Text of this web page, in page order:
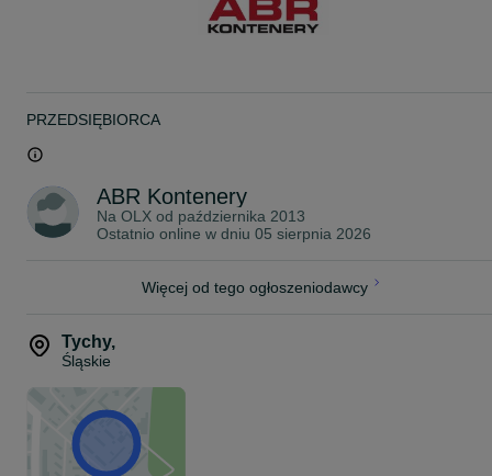
Zapraszamy do kontaktu z naszym biurem handlowym - adres
stawkę za transport z rozładunkiem do wskazanej lokalizacji.
PRZEDSIĘBIORCA
ABR Kontenery
Na OLX od października 2013
Ostatnio online w dniu 05 sierpnia 2026
Więcej od tego ogłoszeniodawcy
Tychy,
Śląskie